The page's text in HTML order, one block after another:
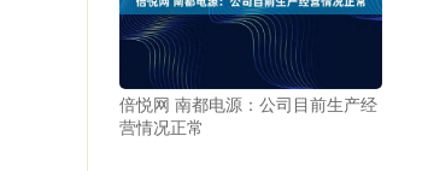
倍悦网 南都电源：公司目前生产经
营情况正常